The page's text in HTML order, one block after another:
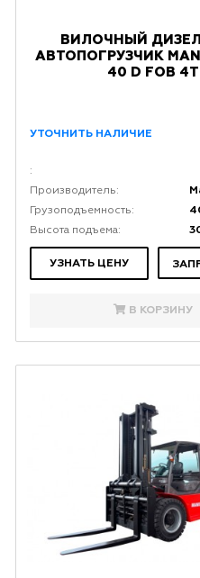
ВИЛОЧНЫЙ
АВТОПОГРУЗЧИК
40 D FOB 4Т
УТОЧНИТЬ НАЛИЧИЕ
:
Производитель:
Грузоподъемность:
Высота подъема:
УЗНАТЬ ЦЕНУ
В КОРЗИНУ